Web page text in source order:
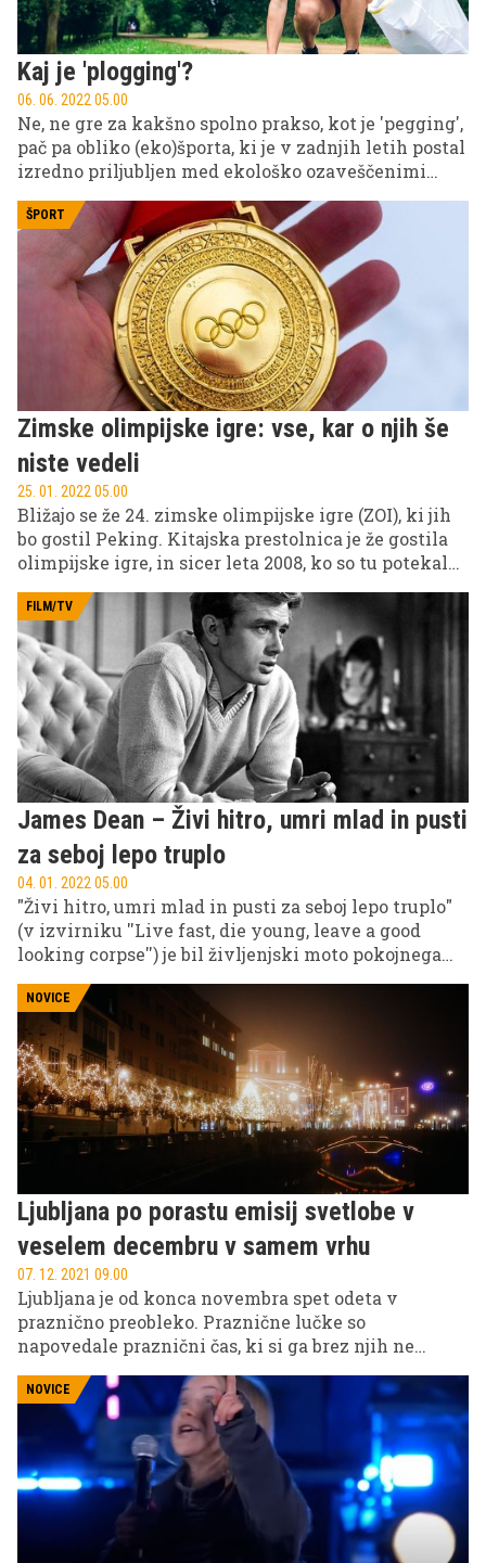
spekakularnih, kar jih premore svet.
Kaj je 'plogging'?
06. 06. 2022 05.00
Ne, ne gre za kakšno spolno prakso, kot je 'pegging',
pač pa obliko (eko)športa, ki je v zadnjih letih postal
izredno priljubljen med ekološko ozaveščenimi
ŠPORT
Zimske olimpijske igre: vse, kar o njih še
niste vedeli
25. 01. 2022 05.00
Bližajo se že 24. zimske olimpijske igre (ZOI), ki jih
bo gostil Peking. Kitajska prestolnica je že gostila
olimpijske igre, in sicer leta 2008, ko so tu potekale
prvo mesto, ki je priredilo tako poletne kot zimske
olimpijske igre. V nadaljevanju vam predstavljamo
še kopico drugih zanimivosti o ''mrzli'' različici
olimpijskih iger.
FILM/TV
James Dean – Živi hitro, umri mlad in pusti
za seboj lepo truplo
04. 01. 2022 05.00
"Živi hitro, umri mlad in pusti za seboj lepo truplo"
(v izvirniku ''Live fast, die young, leave a good
looking corpse'') je bil življenjski moto pokojnega
Jamesa Deana, ikoničnega uporniškega, tragičnega
in večno mladega junaka. Žal ga je vzel dobesedno.
Je eden od tistih nesmrtnih zvezdnikov, tako kot
npr. Marilyn Monroe.
NOVICE
Ljubljana po porastu emisij svetlobe v
veselem decembru v samem vrhu
07. 12. 2021 09.00
Ljubljana je od konca novembra spet odeta v
praznično preobleko. Praznične lučke so
napovedale praznični čas, ki si ga brez njih ne
znamo več predstavljati.
NOVICE